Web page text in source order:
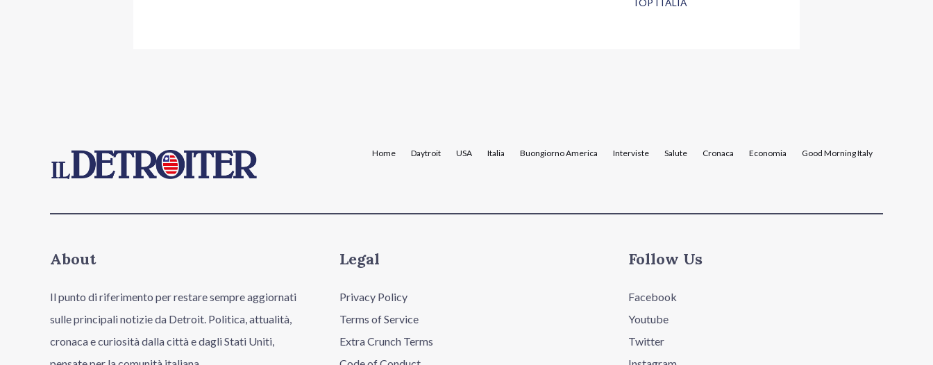
TOP ITALIA
Home Daytroit USA Italia Buongiorno America Interviste Salute Cronaca Economia Good Morning Italy
About
Il punto di riferimento per restare sempre aggiornati
sulle principali notizie da Detroit. Politica, attualità,
cronaca e curiosità dalla città e dagli Stati Uniti,
Legal
Privacy Policy
Terms of Service
Extra Crunch Terms
Follow Us
Facebook
Youtube
Twitter